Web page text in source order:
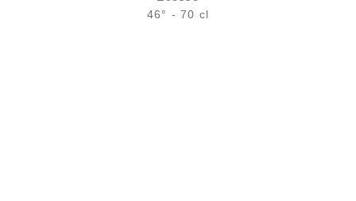
46° - 70 cl